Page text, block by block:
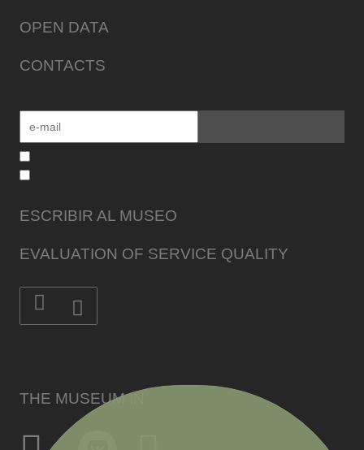
OPEN DATA
CONTACTS
THE MUSEUM IN
ESCRIBIR AL MUSEO
EVALUATION OF SERVICE QUALITY